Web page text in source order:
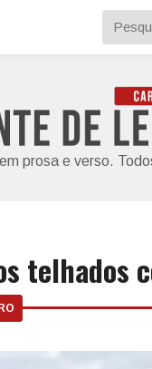
prosa e verso.
telhados